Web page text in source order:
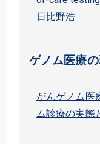
日比野浩
ゲノム医療
がんゲノム医
ム診療の実際